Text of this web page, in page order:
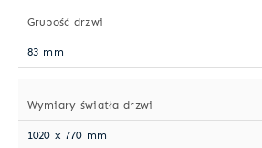
Grubość drzwi
83 mm
Wymiary światła drzwi
1020 x 770 mm